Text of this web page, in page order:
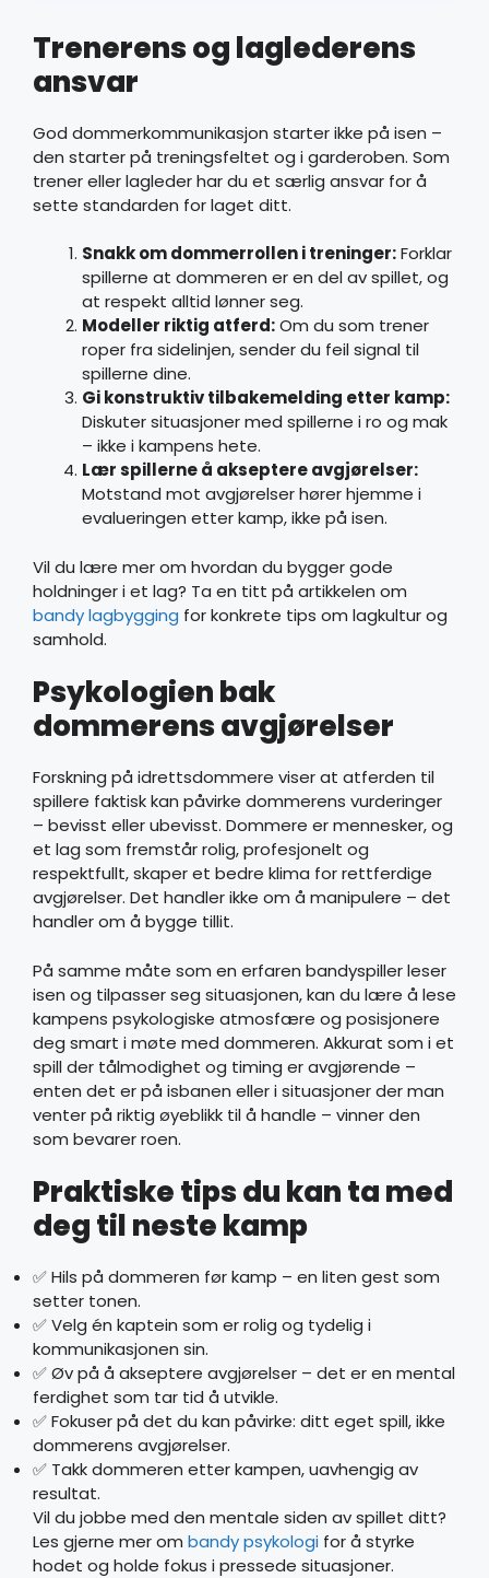
Trenerens og laglederens
ansvar
God dommerkommunikasjon starter ikke på isen –
den starter på treningsfeltet og i garderoben. Som
trener eller lagleder har du et særlig ansvar for å
sette standarden for laget ditt.
Snakk om dommerrollen i treninger:Forklar
spillerne at dommeren er en del av spillet, og
at respekt alltid lønner seg.
Modeller riktig atferd:Om du som trener
roper fra sidelinjen, sender du feil signal til
spillerne dine.
Gi konstruktiv tilbakemelding etter kamp:
Diskuter situasjoner med spillerne i ro og mak
– ikke i kampens hete.
Lær spillerne å akseptere avgjørelser:
Motstand mot avgjørelser hører hjemme i
evalueringen etter kamp, ikke på isen.
Vil du lære mer om hvordan du bygger gode
holdninger i et lag? Ta en titt på artikkelen om
bandy lagbygging for konkrete tips om lagkultur og
samhold.
Psykologien bak
dommerens avgjørelser
Forskning på idrettsdommere viser at atferden til
spillere faktisk kan påvirke dommerens vurderinger
– bevisst eller ubevisst. Dommere er mennesker, og
et lag som fremstår rolig, profesjonelt og
respektfullt, skaper et bedre klima for rettferdige
avgjørelser. Det handler ikke om å manipulere – det
handler om å bygge tillit.
På samme måte som en erfaren bandyspiller leser
isen og tilpasser seg situasjonen, kan du lære å lese
kampens psykologiske atmosfære og posisjonere
deg smart i møte med dommeren. Akkurat som i et
spill der tålmodighet og timing er avgjørende –
enten det er på isbanen eller i situasjoner der man
venter på riktig øyeblikk til å handle – vinner den
som bevarer roen.
Praktiske tips du kan ta med
deg til neste kamp
✅ Hils på dommeren før kamp – en liten gest som
setter tonen.
✅ Velg én kaptein som er rolig og tydelig i
kommunikasjonen sin.
✅ Øv på å akseptere avgjørelser – det er en mental
ferdighet som tar tid å utvikle.
✅ Fokuser på det du kan påvirke: ditt eget spill, ikke
dommerens avgjørelser.
✅ Takk dommeren etter kampen, uavhengig av
resultat.
Vil du jobbe med den mentale siden av spillet ditt?
Les gjerne mer om bandy psykologi for å styrke
hodet og holde fokus i pressede situasjoner.